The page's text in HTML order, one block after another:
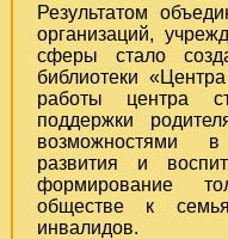
Результатом
организаций,
сферы стало
библиотеки
работы центра
поддержки
возможностями
развития и
формирование
обществе к
инвалидов.